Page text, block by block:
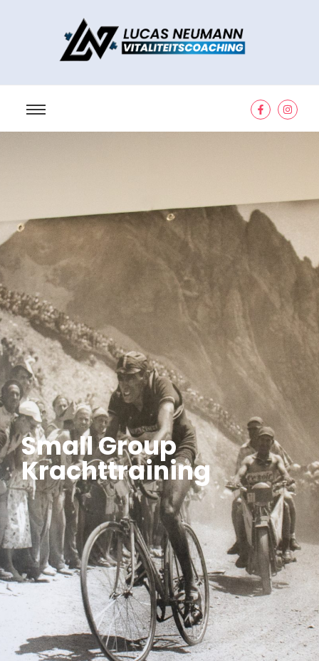
Small Group
Krachttraining